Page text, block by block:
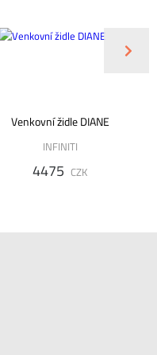
Venkovní židle DIANE
INFINITI
4475 CZK